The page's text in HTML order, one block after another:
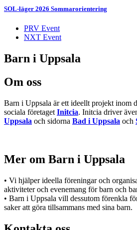
SOL-läger 2026 Sommarorientering
PRV Event
NXT Event
Barn i Uppsala
Om oss
Barn i Uppsala är ett ideellt projekt inom
sociala företaget Initcia. Initcia driver
Uppsala och sidorna Bad i Uppsala och
Mer om Barn i Uppsala
• Vi hjälper ideella föreningar och
aktiviteter och evenemang för barn och
• Barn i Uppsala vill dessutom förenkla
saker att göra tillsammans med sina barn.